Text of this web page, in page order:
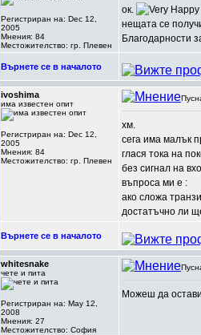
Регистриран на: Dec 12,
2005
Мнения: 84
Местожителство: гр. Плевен
ок.
нещата се
Благодарности
Върнете се в началото
ivoshima
има известен опит
Регистриран на: Dec 12,
2005
Мнения: 84
Местожителство: гр. Плевен
хм.
сега има малък
глася тока на
без сигнал на
въпроса ми е :
ако сложа
достатъчно ли
Върнете се в началото
whitesnake
чете и пита
Регистриран на: May 12,
2008
Мнения: 27
Местожителство: София
Можеш да